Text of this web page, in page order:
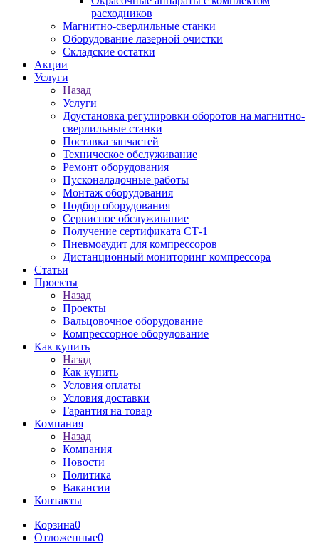
расходников
Магнитно-сверлильные станки
Оборудование лазерной очистки
Складские остатки
Акции
Услуги
Назад
Услуги
Доустановка регулировки оборотов на магнитно-
сверлильные станки
Поставка запчастей
Техническое обслуживание
Ремонт оборудования
Пусконаладочные работы
Монтаж оборудования
Подбор оборудования
Сервисное обслуживание
Получение сертификата СТ-1
Пневмоаудит для компрессоров
Дистанционный мониторинг компрессора
Статьи
Проекты
Назад
Проекты
Вальцовочное оборудование
Компрессорное оборудование
Как купить
Назад
Как купить
Условия оплаты
Условия доставки
Гарантия на товар
Компания
Назад
Компания
Новости
Политика
Вакансии
Контакты
Корзина0
Отложенные0